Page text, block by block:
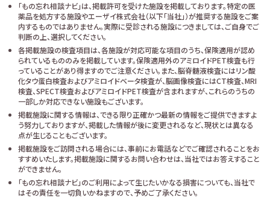
「もの忘れ相談ナビ」は、掲載許可を受けた施設を掲載しております。特定の医
薬品を処方する施設やエーザイ株式会社（以下「当社」）が推奨する施設をご案
内するものではありません。実際に受診される施設につきましては、ご自身でご
判断の上、選択してください。
各掲載施設の検査項目は、各施設が対応可能な項目のうち、保険適用が認め
られているもののみを掲載しています。保険適用外のアミロイドPET検査も行
っていることがあり得ますのでご注意ください。また、脳脊髄液検査にはリン酸
化タウ蛋白検査およびアミロイドベータ検査が、脳画像検査にはCT検査、MRI
検査、SPECT検査およびアミロイドPET検査が含まれますが、これらのうちの
一部しか対応できない施設もございます。
掲載施設に関する情報は、できる限り正確かつ最新の情報をご提供できますよ
う努力しておりますが、掲載した情報が後に変更されるなど、現状とは異なる
点が生じることもございます。
掲載施設をご訪問される場合には、事前にお電話などでご確認されることをお
すすめいたします。掲載施設に関するお問い合わせは、当社ではお答えすること
ができません。
「もの忘れ相談ナビ」のご利用によって生じたいかなる損害についても、当社で
はその責任を一切負いかねますので、予めご了承ください。